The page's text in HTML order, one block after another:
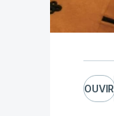
OUVIR